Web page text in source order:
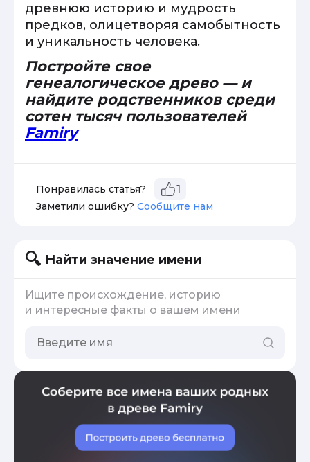
древнюю историю и мудрость
предков, олицетворяя самобытность
и уникальность человека.
Постройте свое
генеалогическое древо — и
найдите родственников среди
сотен тысяч пользователей
Famiry
Понравилась статья? 1
Заметили ошибку? Сообщите нам
Найти значение имени
Ищите происхождение, историю
и интересные факты о вашем имени